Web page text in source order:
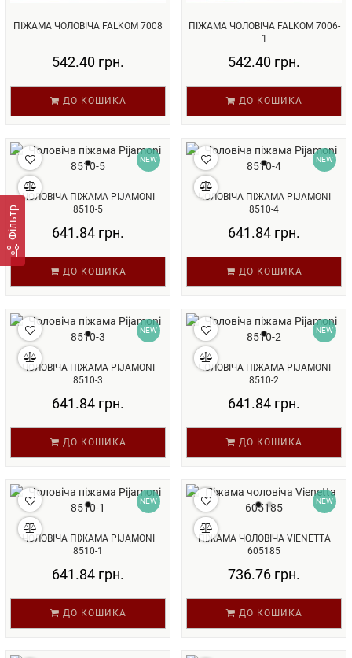
Фільтр
ПІЖАМА ЧОЛОВІЧА FALKOM 7008
542.40 грн.
ДО КОШИКА
ПІЖАМА ЧОЛОВІЧА FALKOM 7006-
1
542.40 грн.
ДО КОШИКА
NEW
ЧОЛОВІЧА ПІЖАМА PIJAMONI
8510-5
641.84 грн.
ДО КОШИКА
NEW
ЧОЛОВІЧА ПІЖАМА PIJAMONI
8510-4
641.84 грн.
ДО КОШИКА
NEW
ЧОЛОВІЧА ПІЖАМА PIJAMONI
8510-3
641.84 грн.
ДО КОШИКА
NEW
ЧОЛОВІЧА ПІЖАМА PIJAMONI
8510-2
641.84 грн.
ДО КОШИКА
NEW
ЧОЛОВІЧА ПІЖАМА PIJAMONI
8510-1
641.84 грн.
ДО КОШИКА
NEW
ПІЖАМА ЧОЛОВІЧА VIENETTA
605185
736.76 грн.
ДО КОШИКА